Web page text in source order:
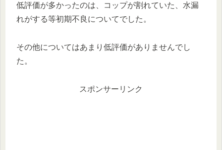
低評価が多かったのは、コップが割れていた、水漏
れがする等初期不良についてでした。
その他についてはあまり低評価がありませんでし
た。
スポンサーリンク